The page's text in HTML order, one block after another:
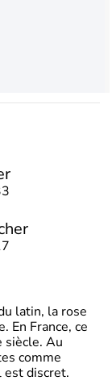
latin, la rose
En France, ce
siècle. Au
comme
discret.